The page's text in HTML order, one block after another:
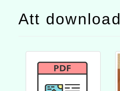
Att download